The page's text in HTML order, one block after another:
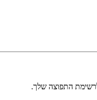
התפוצה שלך.